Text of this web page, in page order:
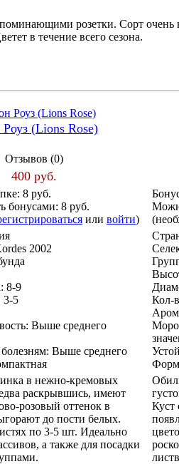
розетки. Сорт
в течение всего сезона.
(Lions Rose)
Отзывов (0)
400 руб.
8 руб.
бонусами: 8 руб.
или войти)
2002
8-9
3-5
Выше среднего
Выше среднего
в нежно-кремовых
раскрывшись, имеют
розовый оттенок в
до пости белых.
по 3-5 шт. Идеально
а также для посадки
Кол-
Куст